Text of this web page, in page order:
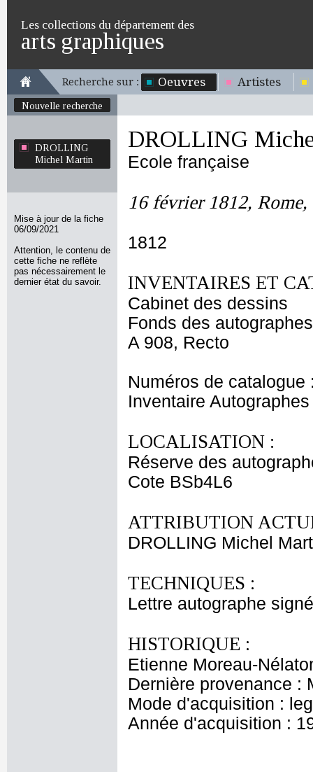
Les collections du département des
arts graphiques
Recherche sur : Oeuvres Artistes
Nouvelle recherche
DROLLING
Michel Martin
Mise à jour de la fiche
06/09/2021
Attention, le contenu de
cette fiche ne reflète
pas nécessairement le
dernier état du savoir.
DROLLING
Ecole française
16 février 1812,
1812
INVENTAIRES ET
Cabinet des dessins
Fonds des autographes
A 908, Recto
Numéros de catalogue
Inventaire
LOCALISATION :
Réserve des
Cote BSb4L6
ATTRIBUTION
DROLLING Michel
TECHNIQUES :
Lettre autographe
HISTORIQUE :
Etienne Moreau-
Dernière provenance :
Mode d'acquisition :
Année d'acquisition :